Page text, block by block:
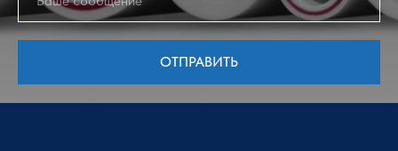
ОТПРАВИТЬ